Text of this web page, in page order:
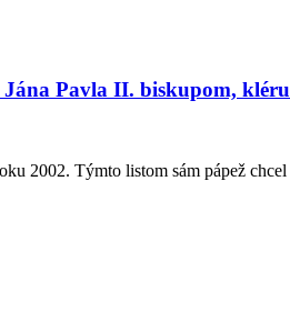
Pavla II. biskupom,
2002. Týmto listom sám pápež